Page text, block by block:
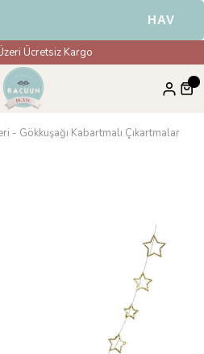
HAVALE
Ücretsiz Kargo
- Gökkuşağı Kabartmalı Çıkartmalar